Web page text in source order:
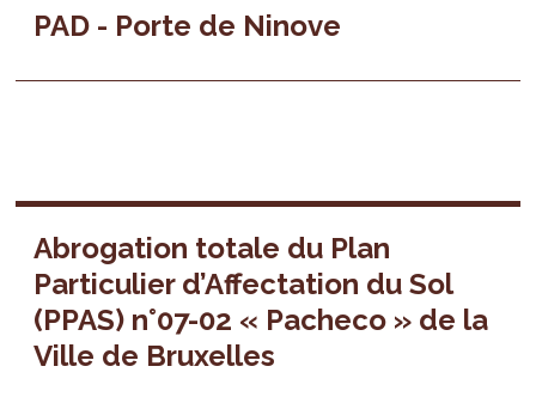
PAD - Porte de Ninove
Abrogation totale du Plan
Particulier d’Affectation du Sol
(PPAS) n°07-02 « Pacheco » de la
Ville de Bruxelles